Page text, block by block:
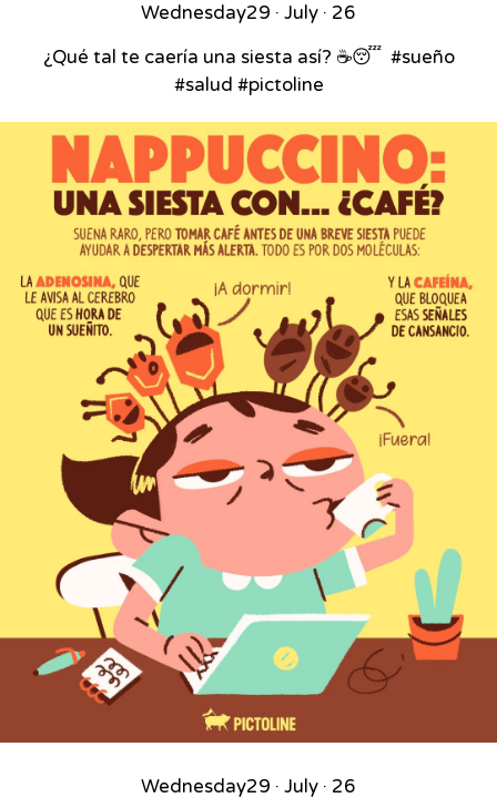
Wednesday29 · July · 26
¿Qué tal te caería una siesta así? ☕😴⁣ ⁣ #sueño
#salud #pictoline
Wednesday29 · July · 26